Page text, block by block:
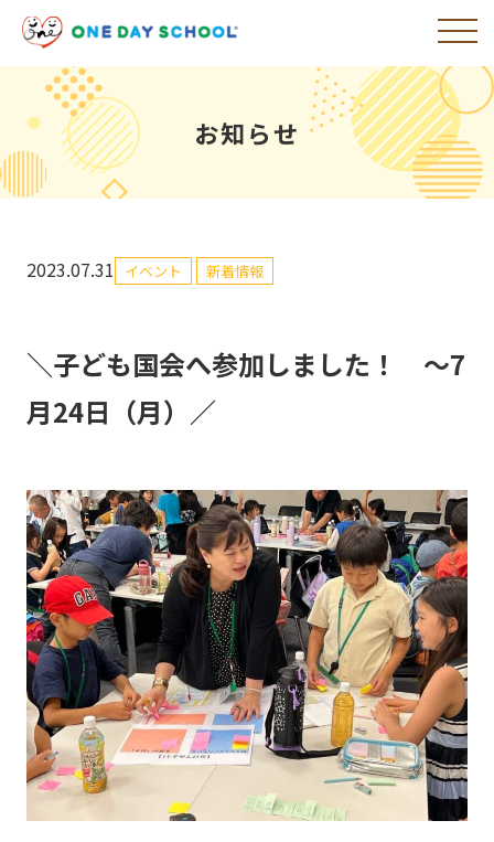
お知らせ
2023.07.31 イベント 新着情報
＼子ども国会へ参加しました！ ～7
月24日（月）／